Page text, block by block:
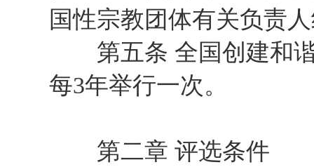
国性宗教团体有关负责
第五条 全国创建和谐
每3年举行一次。
第二章 评选条件